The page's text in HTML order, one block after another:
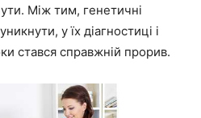
Між тим, генетичні
у їх діагностиці і
стався справжній прорив.